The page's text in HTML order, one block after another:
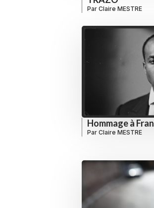
Par Claire MESTRE
Hommage à
Par Claire MESTRE